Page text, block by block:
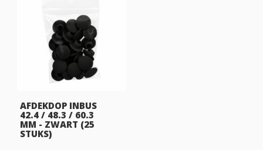
AFDEKDOP INBUS
42.4 / 48.3 / 60.3
MM - ZWART (25
STUKS)